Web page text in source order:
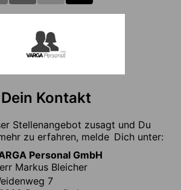
Dein Kontakt
Stellenangebot zusagt und Du
zu erfahren, melde Dich unter:
Personal GmbH
Markus Bleicher
7